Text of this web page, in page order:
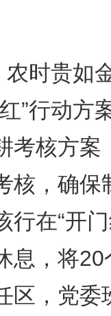
时贵如
”行动方
考核方案
核，确保
行在“开
息，将20
区，党委